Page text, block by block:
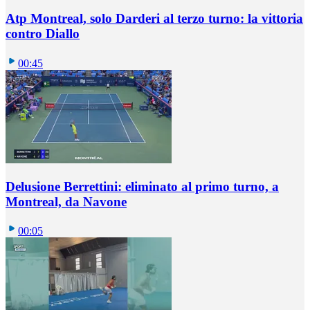
Atp Montreal, solo Darderi al terzo turno: la vittoria
contro Diallo
00:45
Delusione Berrettini: eliminato al primo turno, a
Montreal, da Navone
00:05